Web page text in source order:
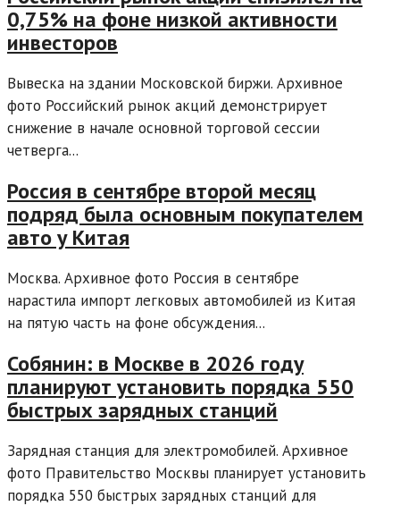
0,75% на фоне низкой активности
инвесторов
Вывеска на здании Московской биржи. Архивное
фото Российский рынок акций демонстрирует
снижение в начале основной торговой сессии
четверга...
Россия в сентябре второй месяц
подряд была основным покупателем
авто у Китая
Москва. Архивное фото Россия в сентябре
нарастила импорт легковых автомобилей из Китая
на пятую часть на фоне обсуждения...
Собянин: в Москве в 2026 году
планируют установить порядка 550
быстрых зарядных станций
Зарядная станция для электромобилей. Архивное
фото Правительство Москвы планирует установить
порядка 550 быстрых зарядных станций для